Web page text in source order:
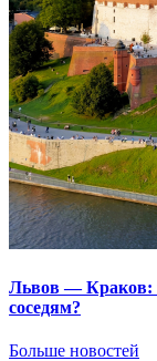
Львов — Краков:
соседям?
Больше новостей